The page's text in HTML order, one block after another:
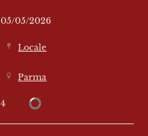
05/05/2026
Locale
Parma
4